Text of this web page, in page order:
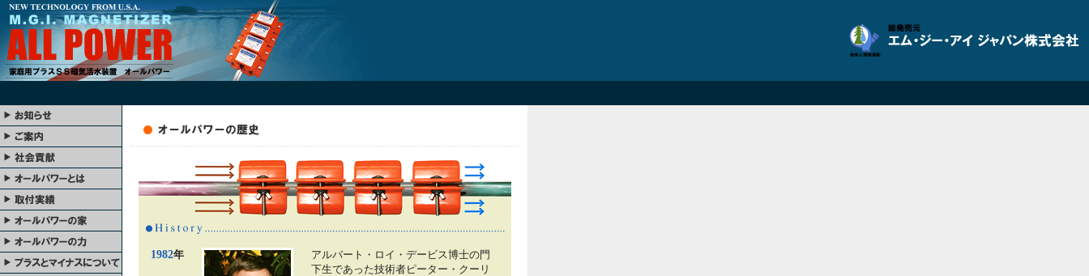
1982年
アルバート・ロイ・デービス博士の門
下生であった技術者ピーター・クーリ